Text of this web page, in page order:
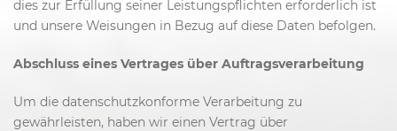
dies zur Erfüllung seiner Leistungspflichten erforderlich ist
und unsere Weisungen in Bezug auf diese Daten befolgen.
Abschluss eines Vertrages über Auftragsverarbeitung
Um die datenschutzkonforme Verarbeitung zu
gewährleisten, haben wir einen Vertrag über